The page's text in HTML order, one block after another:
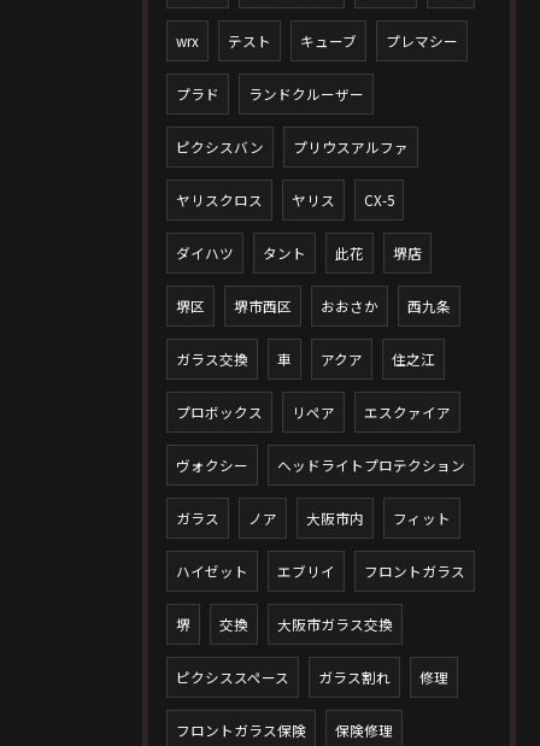
wrx テスト キューブ プレマシー
プラド ランドクルーザー
ピクシスバン プリウスアルファ
ヤリスクロス ヤリス CX-5
ダイハツ タント 此花 堺店
堺区 堺市西区 おおさか 西九条
ガラス交換 車 アクア 住之江
プロボックス リペア エスクァイア
ヴォクシー ヘッドライトプロテクション
ガラス ノア 大阪市内 フィット
ハイゼット エブリイ フロントガラス
堺 交換 大阪市ガラス交換
ピクシススペース ガラス割れ 修理
フロントガラス保険 保険修理